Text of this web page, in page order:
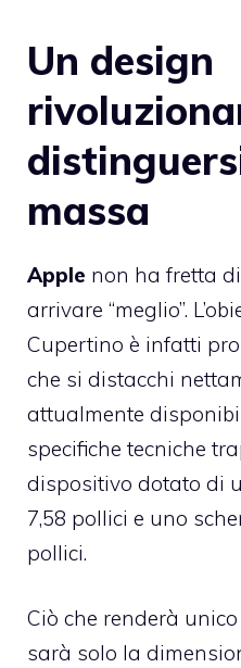
Un design
massa
Apple non ha fretta
arrivare “meglio”.
Cupertino è infatti
che si distacchi
attualmente
specifiche tecniche
dispositivo dotato di
7,58 pollici e uno
pollici.
Ciò che renderà unico
sarà solo la